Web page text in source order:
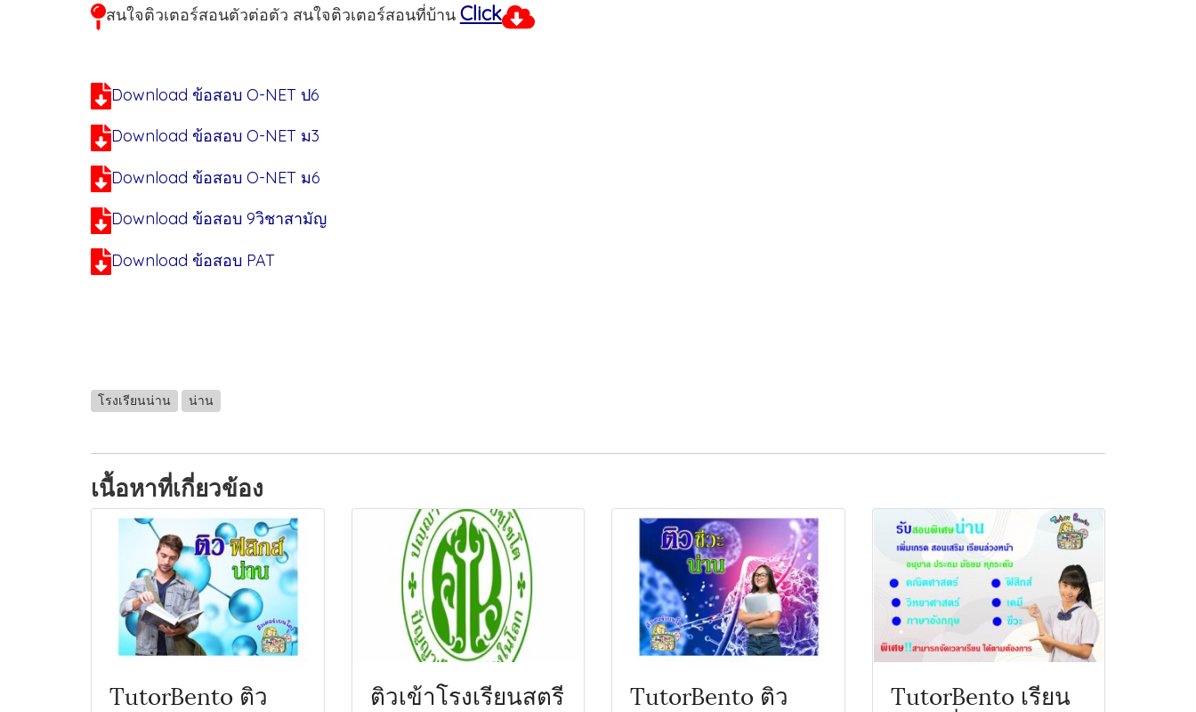
สนใจติวเตอร์สอนตัวต่อตัว สนใจติวเตอร์สอนที่บ้าน Click
Download ข้อสอบ O-NET ป6
Download ข้อสอบ O-NET ม3
Download ข้อสอบ O-NET ม6
Download ข้อสอบ 9วิชาสามัญ
Download ข้อสอบ PAT
โรงเรียนน่าน น่าน
เนื้อหาที่เกี่ยวข้อง
TutorBento ติว ติวเข้าโรงเรียนสตรี TutorBento ติว TutorBento เรียน